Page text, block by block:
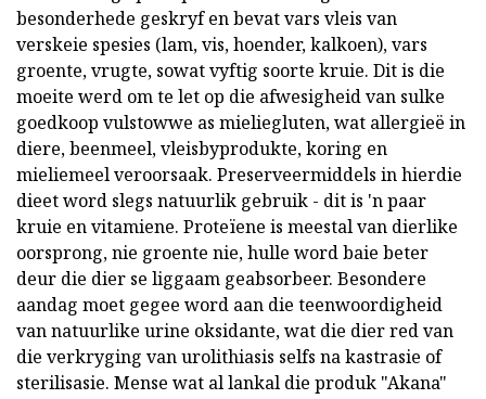
besonderhede geskryf en bevat vars vleis van
verskeie spesies (lam, vis, hoender, kalkoen), vars
groente, vrugte, sowat vyftig soorte kruie. Dit is die
moeite werd om te let op die afwesigheid van sulke
goedkoop vulstowwe as mieliegluten, wat allergieë in
diere, beenmeel, vleisbyprodukte, koring en
mieliemeel veroorsaak. Preserveermiddels in hierdie
dieet word slegs natuurlik gebruik - dit is 'n paar
kruie en vitamiene. Proteïene is meestal van dierlike
oorsprong, nie groente nie, hulle word baie beter
deur die dier se liggaam geabsorbeer. Besondere
aandag moet gegee word aan die teenwoordigheid
van natuurlike urine oksidante, wat die dier red van
die verkryging van urolithiasis selfs na kastrasie of
sterilisasie. Mense wat al lankal die produk "Akana"